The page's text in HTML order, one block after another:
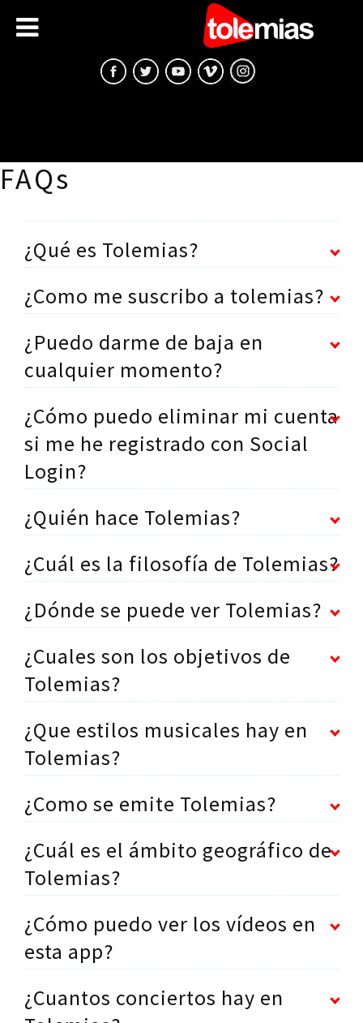
FAQs
¿Qué es Tolemias?
¿Como me suscribo a tolemias?
¿Puedo darme de baja en
cualquier momento?
¿Cómo puedo eliminar mi cuenta
si me he registrado con Social
Login?
¿Quién hace Tolemias?
¿Cuál es la filosofía de Tolemias?
¿Dónde se puede ver Tolemias?
¿Cuales son los objetivos de
Tolemias?
¿Que estilos musicales hay en
Tolemias?
¿Como se emite Tolemias?
¿Cuál es el ámbito geográfico de
Tolemias?
¿Cómo puedo ver los vídeos en
esta app?
¿Cuantos conciertos hay en